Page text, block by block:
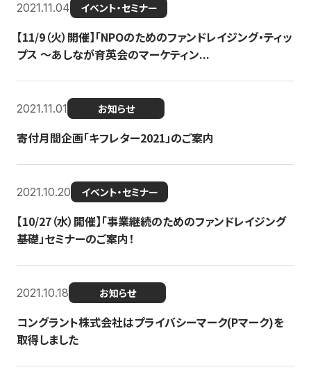
2021.11.04 イベント・セミナー
【11/9（火）開催】「NPOのためのファンドレイジング・ティッ
プス 〜あしなが育英会のマーケティン...
2021.11.01 お知らせ
寄付月間企画「キフレター2021」のご案内
2021.10.20 イベント・セミナー
【10/27（水）開催】「事業継続のためのファンドレイジング
基礎」セミナーのご案内！
2021.10.18 お知らせ
コングラント株式会社はプライバシーマーク(Pマーク)を
取得しました